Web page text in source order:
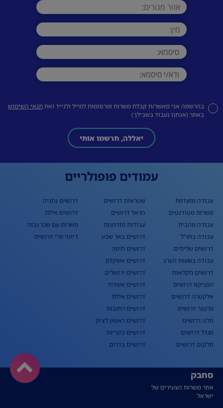
בהרשמה אני מאשר/ת קבלת משרות ופרסומות למייל ולנייד ואתתנאי השימוש
באתר (אנחנו נעבוד בשבילך)
יאללה, תרשמו אותי
עמודים פופולריים
עבודה מועדפת
משרות סטודנטים
עבודה מהבית
עבודה בחו"ל
דרושים שליחים
עבודה בשעות הערב
דרושים חקלאות
הפניקס דרושים
אלקטרה דרושים
פרטנר דרושים
וולט דרושים
מגדל דרושים
סלקום דרושים
שטראוס דרושים
הראל דרושים
עבודות מזדמנות
דרושים באר שבע
דרושים חיפה
דרושים אשקלון
דרושים ירושלים
דרושים אשדוד
דרושים אילת
דרושים רחובות
דרושים ראשון לציון
דרושים בקריות
דרושים בדרום
דרושים נתניה
דרושים אילת
משרות עם שכר גבוה
דיוטי פרי דרושים
סחבק
אתר משרות הצעירים של
ישראל